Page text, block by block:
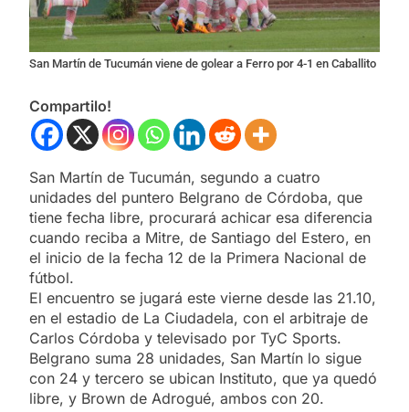
San Martín de Tucumán viene de golear a Ferro por 4-1 en Caballito
Compartilo!
San Martín de Tucumán, segundo a cuatro
unidades del puntero Belgrano de Córdoba, que
tiene fecha libre, procurará achicar esa diferencia
cuando reciba a Mitre, de Santiago del Estero, en
el inicio de la fecha 12 de la Primera Nacional de
fútbol.
El encuentro se jugará este vierne desde las 21.10,
en el estadio de La Ciudadela, con el arbitraje de
Carlos Córdoba y televisado por TyC Sports.
Belgrano suma 28 unidades, San Martín lo sigue
con 24 y tercero se ubican Instituto, que ya quedó
libre, y Brown de Adrogué, ambos con 20.